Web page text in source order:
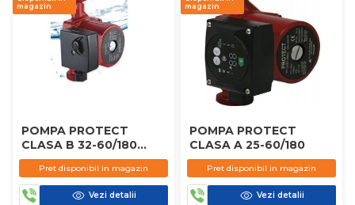
magazin
POMPA PROTECT
CLASA B 32-60/180
CLASIC
Pret disponibil in magazin
Vezi detalii
magazin
POMPA PROTECT
CLASA A 25-60/180
Pret disponibil in magazin
Vezi detalii